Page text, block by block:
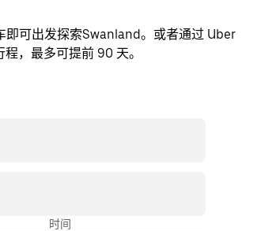
即可出发探索Swanland。或者通过 Uber
，最多可提前 90 天。
时间